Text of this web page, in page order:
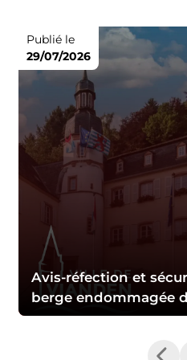
Publié le
29/07/2026
Avis-réfection et
berge endommagée